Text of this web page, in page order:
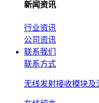
新闻资讯
行业资讯
公司资讯
联系我们
联系方式
无线发射接收模块及